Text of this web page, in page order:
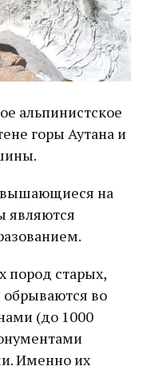
альпинистское
горы Аутана и
на
являются
пород старых,
во
(до 1000
Именно их